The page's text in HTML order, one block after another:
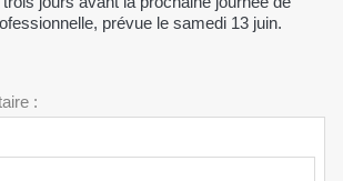
prévue le samedi 13 juin.
: